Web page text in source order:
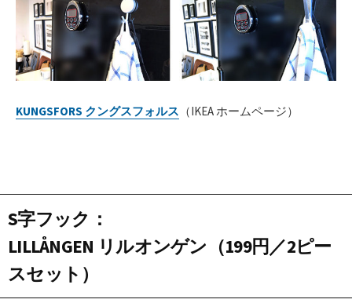
KUNGSFORS クングスフォルス （IKEA ホームページ）
S字フック ：
LILLÅNGEN リルオンゲン（199円／2ピー
スセット）